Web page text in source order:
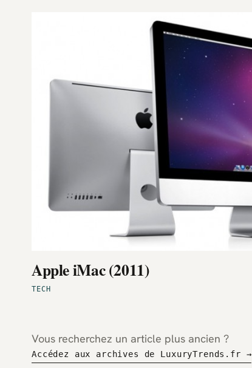
TECH
Apple iMac (2011)
Vous recherchez un article plus ancien ?
Accédez aux archives de LuxuryTrends.fr →